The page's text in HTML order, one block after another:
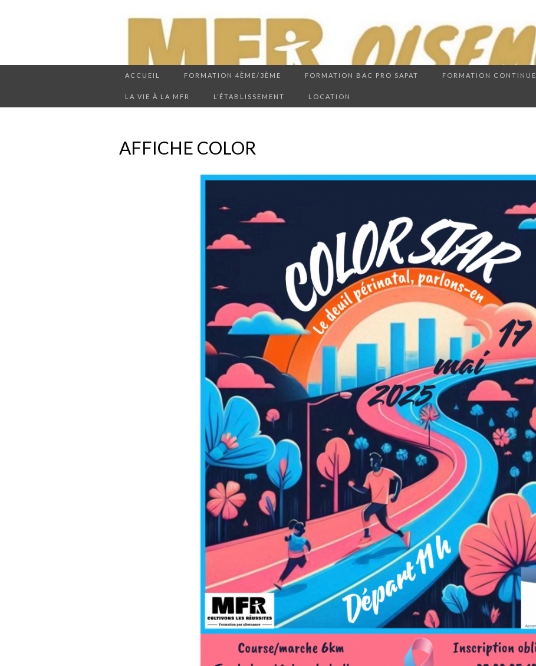
ACCUEIL FORMATION 4ÈME/3ÈME FORMATION BAC PRO SAPAT FORMATION CONTINUE
LA VIE À LA MFR L’ÉTABLISSEMENT LOCATION
AFFICHE COLOR